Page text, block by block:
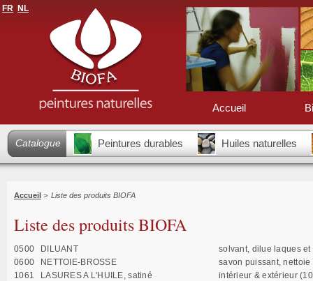
FR NL
Accueil
Catalogue Peintures durables Huiles naturelles
Accueil > Liste des produits BIOFA
Liste des produits BIOFA
0500 DILUANT
solvant, dilue laques
0600
NETTOIE-BROSSE
savon puissant,
1061
LASURES A L'HUILE, satiné
intérieur & extérieur